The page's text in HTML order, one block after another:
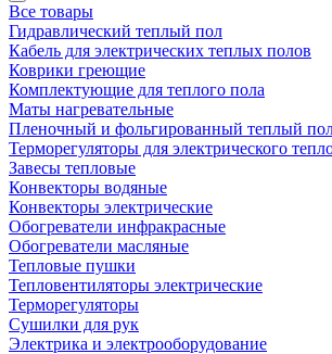
Все товары
Гидравлический теплый пол
Кабель для электрических теплых полов
Коврики греющие
Комплектующие для теплого пола
Маты нагревательные
Пленочный и фольгированный теплый
Терморегуляторы для электрического
Завесы тепловые
Конвекторы водяные
Конвекторы электрические
Обогреватели инфракрасные
Обогреватели масляные
Тепловые пушки
Тепловентиляторы электрические
Терморегуляторы
Сушилки для рук
Электрика и электрооборудование